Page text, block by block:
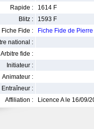
Rapide :
1614 F
Blitz :
1593 F
Fiche Fide :
Fiche Fide de
national :
Arbitre fide :
Initiateur :
Animateur :
Entraîneur :
Affiliation :
Licence A le 16/09/